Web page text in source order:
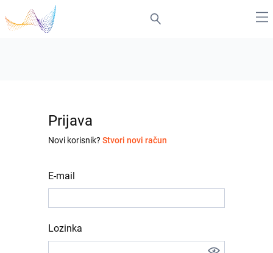
Prijava
Novi korisnik? Stvori novi račun
E-mail
Lozinka